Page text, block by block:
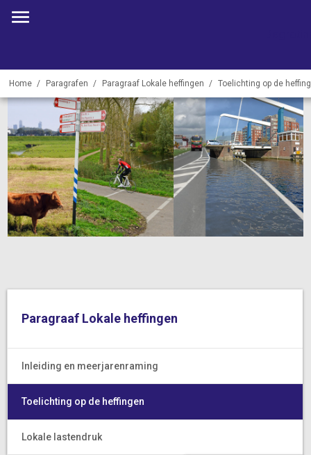
Home Paragrafen Paragraaf Lokale heffingen Toelichting op de
Paragraaf Lokale heffingen
Inleiding en meerjarenraming
Toelichting op de heffingen
Lokale lastendruk